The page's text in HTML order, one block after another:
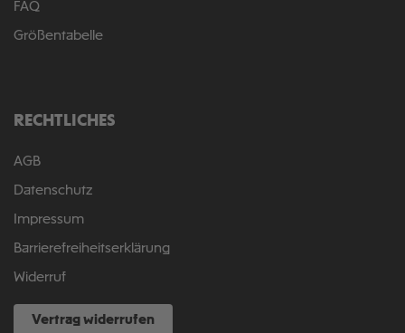
FAQ
Größentabelle
RECHTLICHES
AGB
Datenschutz
Impressum
Barrierefreiheitserklärung
Widerruf
Vertrag widerrufen